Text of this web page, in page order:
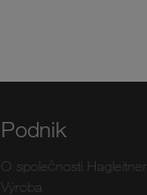
Podnik
O společnosti Hagleitner
Výroba